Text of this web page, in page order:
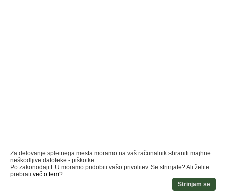
Za delovanje spletnega mesta moramo na vaš računalnik shraniti majhne
neškodljive datoteke - piškotke.
Po zakonodaji EU moramo pridobiti vašo privolitev. Se strinjate? Ali želite
prebrati več o tem?
Strinjam se